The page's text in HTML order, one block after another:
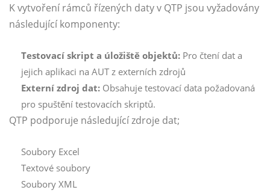
K vytvoření rámců řízených daty v QTP jsou vyžadovány
následující komponenty:
Testovací skript a úložiště objektů: Pro čtení dat a
jejich aplikaci na AUT z externích zdrojů
Externí zdroj dat: Obsahuje testovací data požadovaná
pro spuštění testovacích skriptů.
QTP podporuje následující zdroje dat;
Soubory Excel
Textové soubory
Soubory XML